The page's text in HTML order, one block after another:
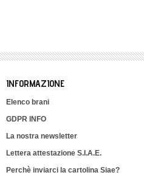
INFORMAZIONE
Elenco brani
GDPR INFO
La nostra newsletter
Lettera attestazione S.I.A.E.
Perchè inviarci la cartolina Siae?